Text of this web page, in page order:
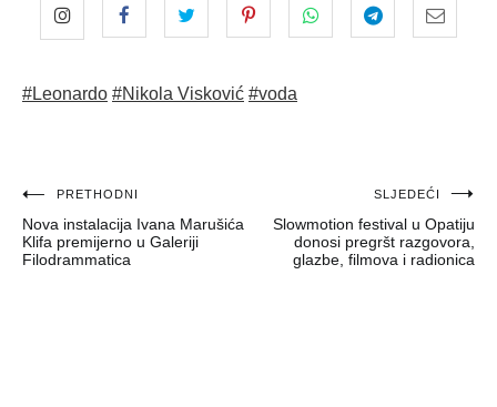
#Leonardo #Nikola Visković #voda
Navigacija
objava
PRETHODNI
Nova instalacija Ivana Marušića
Klifa premijerno u Galeriji
Filodrammatica
SLJEDEĆI
Slowmotion festival u Opatiju
donosi pregršt razgovora,
glazbe, filmova i radionica